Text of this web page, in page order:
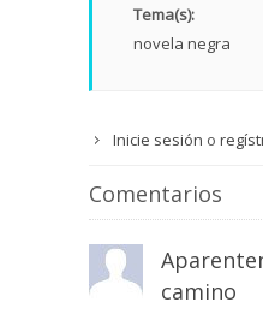
Tema(s):
novela negra
Inicie sesión o
Comentarios
camino